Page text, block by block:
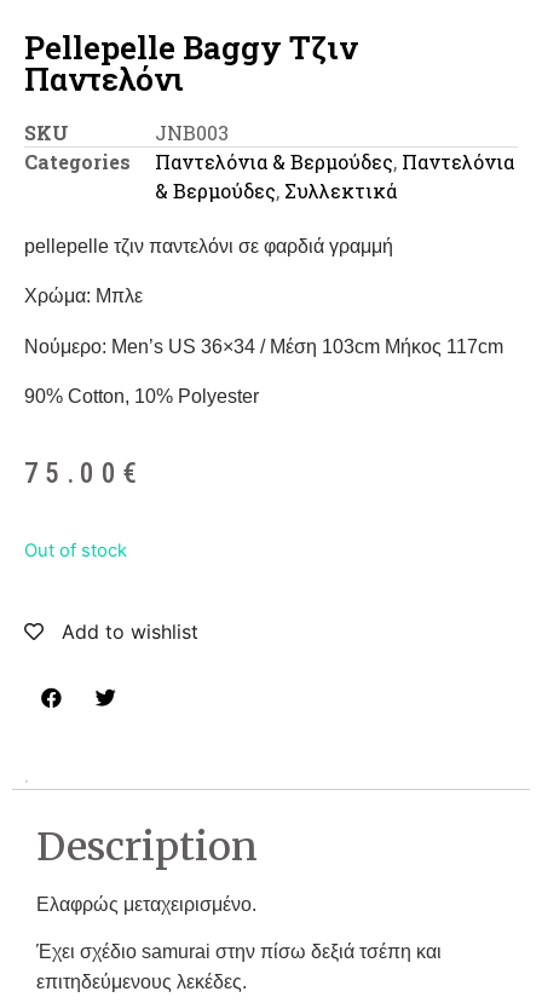
Pellepelle Baggy Τζιν
Παντελόνι
SKU
JNB003
Categories
Παντελόνια & Βερμούδες, Παντελόνια
& Βερμούδες, Συλλεκτικά
pellepelle τζιν παντελόνι σε φαρδιά γραμμή
Χρώμα: Μπλε
Νούμερο: Men’s US 36×34 / Μέση 103cm Μήκος 117cm
90% Cotton, 10% Polyester
75.00 €
Out of stock
Add to wishlist
Description
Ελαφρώς μεταχειρισμένο.
Έχει σχέδιο samurai στην πίσω δεξιά τσέπη και
επιτηδεύμενους λεκέδες.